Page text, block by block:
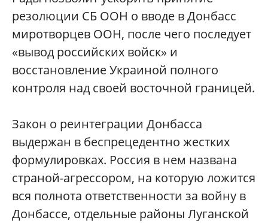
резолюции СБ ООН о вводе в Донбасс
миротворцев ООН, после чего последует
«вывод российских войск» и
восстановление Украиной полного
контроля над своей восточной границей.
Закон о реинтеграции Донбасса
выдержан в беспрецедентно жестких
формулировках. Россия в нем названа
страной-агрессором, на которую ложится
вся полнота ответственности за войну в
Донбассе, отдельные районы Луганской